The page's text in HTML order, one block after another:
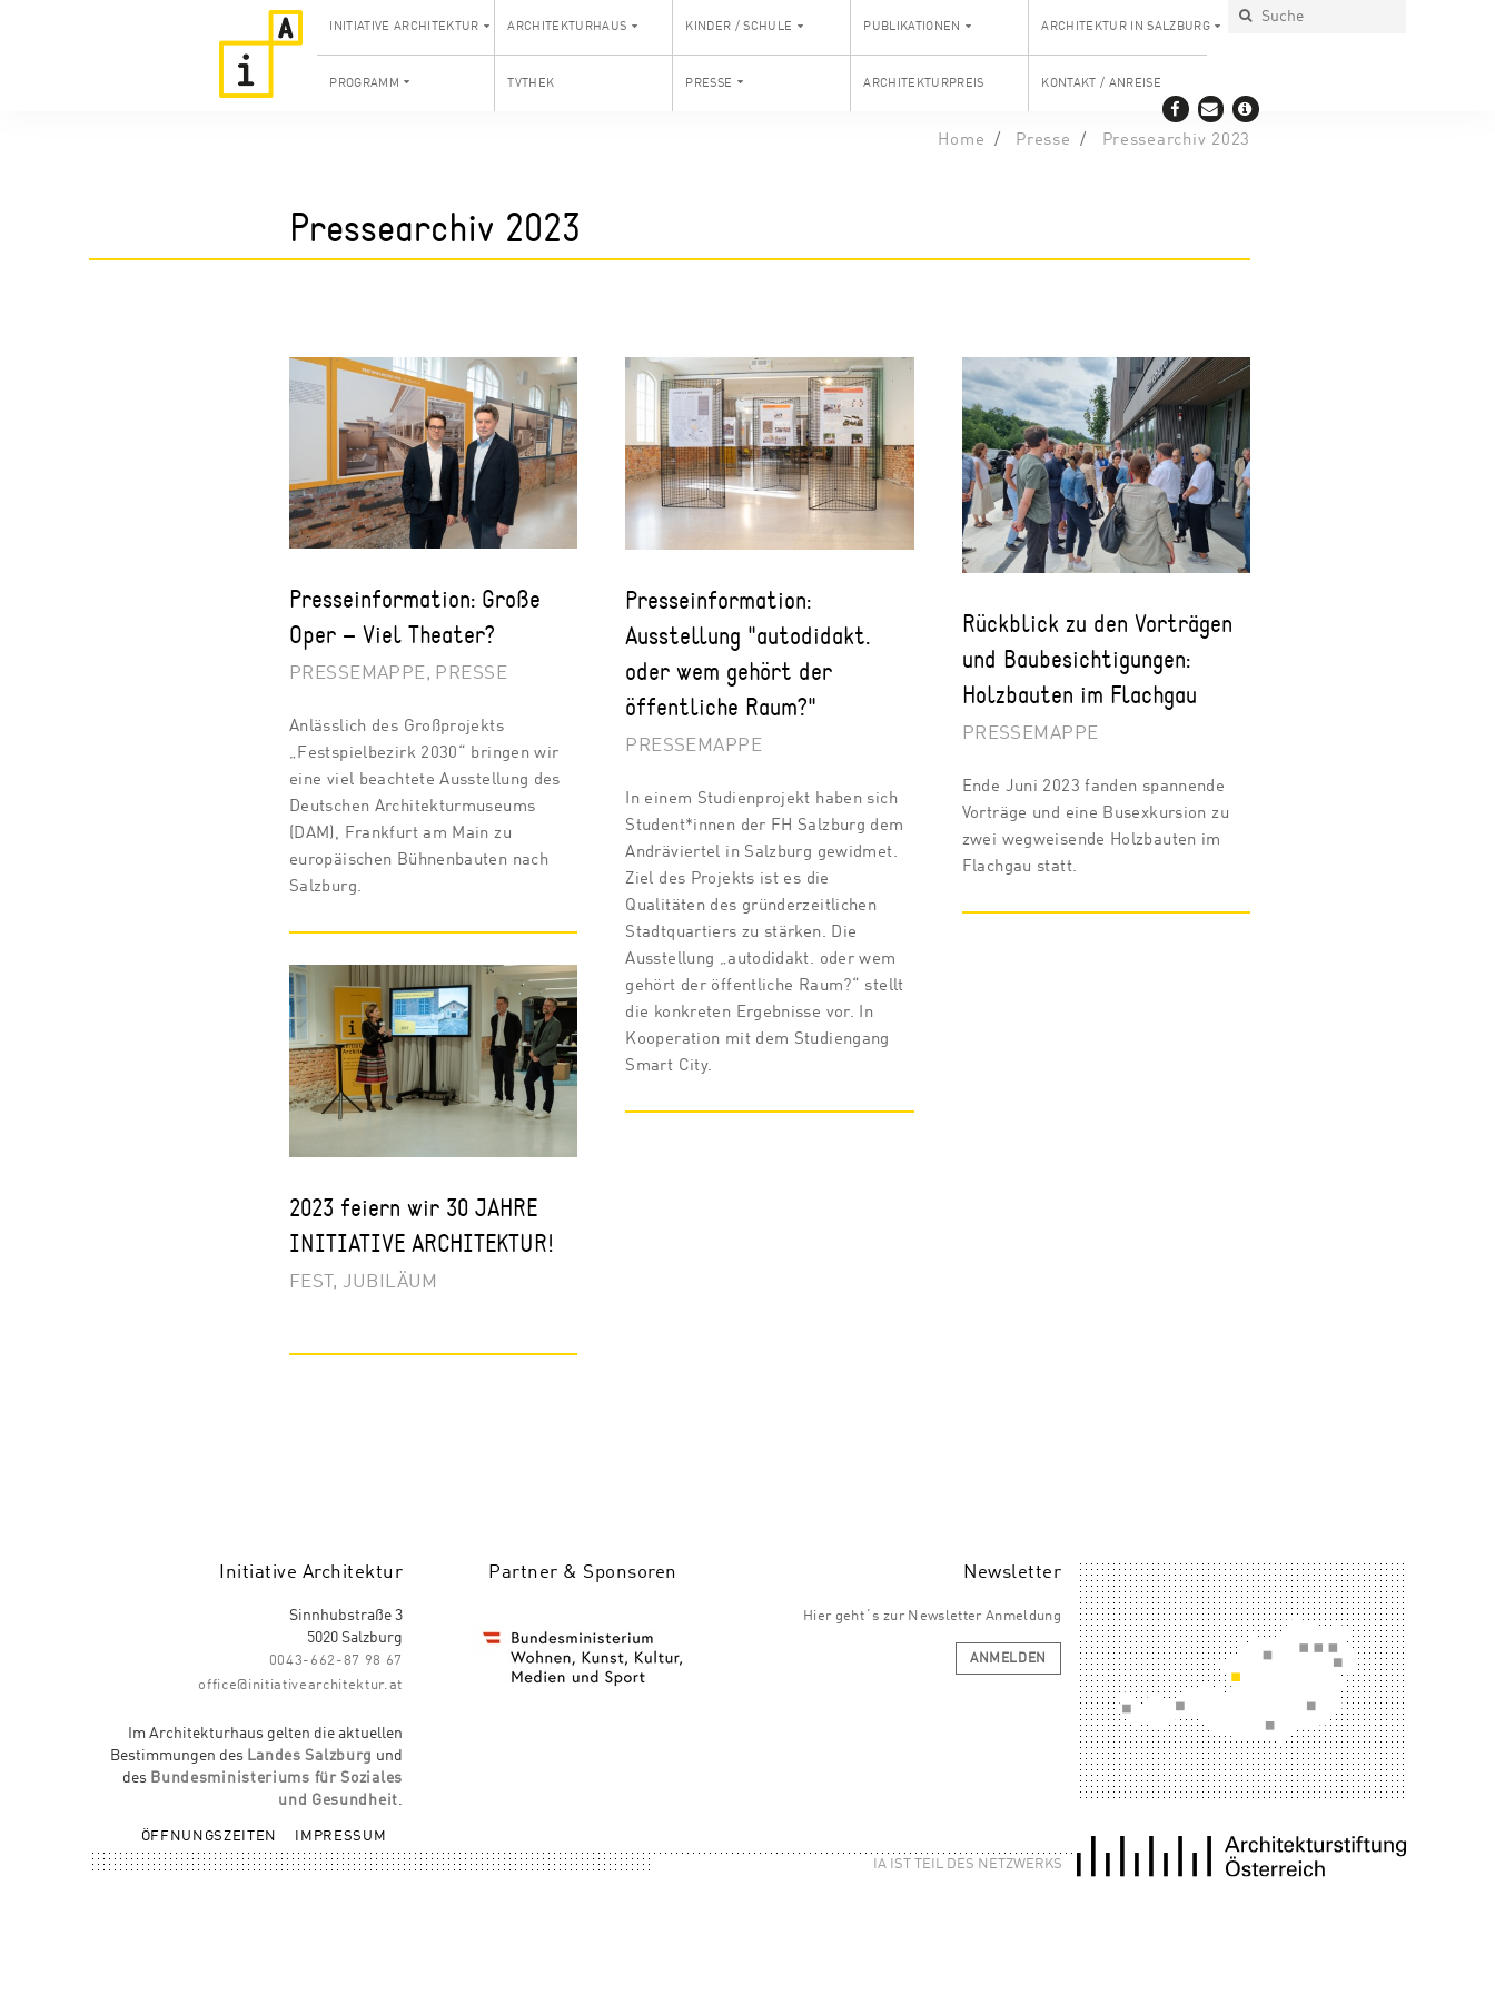
INITIATIVE ARCHITEKTUR ARCHITEKTURHAUS KINDER / SCHULE PUBLIKATIONEN ARCHITEKTUR IN SALZBURG
PROGRAMM TVTHEK PRESSE ARCHITEKTURPREIS KONTAKT / ANREISE
Home Presse Pressearchiv 2023
Pressearchiv 2023
Presseinformation: Große
Oper – Viel Theater?
PRESSEMAPPE, PRESSE
Anlässlich des Großprojekts
„Festspielbezirk 2030“ bringen wir
eine viel beachtete Ausstellung des
Deutschen Architekturmuseums
(DAM), Frankfurt am Main zu
europäischen Bühnenbauten nach
Salzburg.
Presseinformation:
Ausstellung "autodidakt.
oder wem gehört der
öffentliche Raum?"
PRESSEMAPPE
In einem Studienprojekt haben sich
Student*innen der FH Salzburg dem
Andräviertel in Salzburg gewidmet.
Ziel des Projekts ist es die
Qualitäten des gründerzeitlichen
Stadtquartiers zu stärken. Die
Ausstellung „autodidakt. oder wem
gehört der öffentliche Raum?“ stellt
die konkreten Ergebnisse vor. In
Kooperation mit dem Studiengang
Smart City.
Rückblick zu den Vorträgen
und Baubesichtigungen:
Holzbauten im Flachgau
PRESSEMAPPE
Ende Juni 2023 fanden spannende
Vorträge und eine Busexkursion zu
zwei wegweisende Holzbauten im
Flachgau statt.
2023 feiern wir 30 JAHRE
INITIATIVE ARCHITEKTUR!
FEST, JUBILÄUM
Initiative Architektur
Sinnhubstraße 3
5020 Salzburg
0043-662-87 98 67
office@initiativearchitektur.at
Im Architekturhaus gelten die aktuellen
Bestimmungen des Landes Salzburg und
des Bundesministeriums für Soziales
und Gesundheit.
Partner & Sponsoren Newsletter
Hier geht´s zur Newsletter Anmeldung
ANMELDEN
ÖFFNUNGSZEITEN
IMPRESSUM
IA IST TEIL DES NETZWERKS